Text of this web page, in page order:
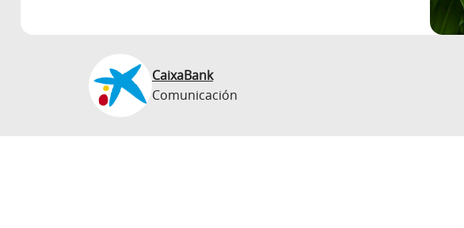
CaixaBank
Comunicación